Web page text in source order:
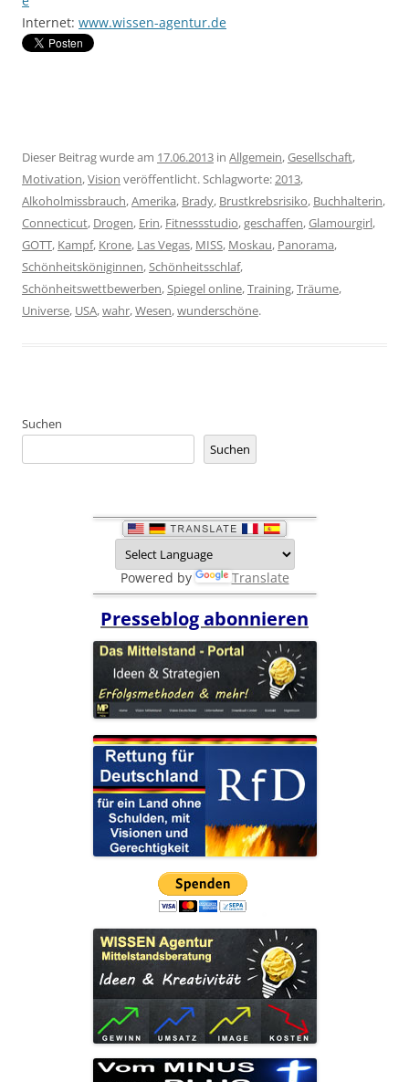
Internet: www.wissen-agentur.de
Dieser Beitrag wurde am 17.06.2013 in Allgemein,Gesellschaft,
Motivation,Vision veröffentlicht. Schlagworte: 2013,
Alkoholmissbrauch,Amerika, Brady, Brustkrebsrisiko, Buchhalterin,
Connecticut, Drogen, Erin, Fitnessstudio,geschaffen,Glamourgirl,
GOTT, Kampf, Krone, Las Vegas, MISS, Moskau, Panorama,
Schönheitsköniginnen, Schönheitsschlaf,
Schönheitswettbewerben, Spiegel online,Training,Träume,
Universe, USA,wahr,Wesen,wunderschöne.
Suchen
Suchen
Powered by Translate
Presseblog abonnieren